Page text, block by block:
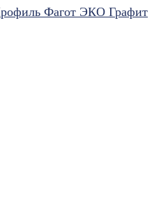
Фагот ЭКО Графит